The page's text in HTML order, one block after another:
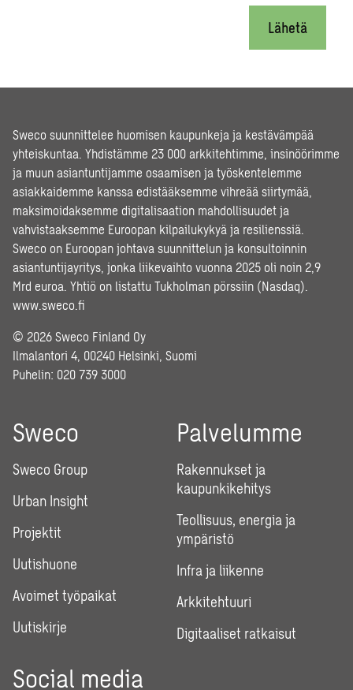
Lähetä
Sweco suunnittelee huomisen kaupunkeja ja kestävämpää
yhteiskuntaa. Yhdistämme 23 000 arkkitehtimme, insinöörimme
ja muun asiantuntijamme osaamisen ja työskentelemme
asiakkaidemme kanssa edistääksemme vihreää siirtymää,
maksimoidaksemme digitalisaation mahdollisuudet ja
vahvistaaksemme Euroopan kilpailukykyä ja resilienssiä.
Sweco on Euroopan johtava suunnittelun ja konsultoinnin
asiantuntijayritys, jonka liikevaihto vuonna 2025 oli noin 2,9
Mrd euroa. Yhtiö on listattu Tukholman pörssiin (Nasdaq).
www.sweco.fi
© 2026 Sweco Finland Oy
Ilmalantori 4, 00240 Helsinki, Suomi
Puhelin: 020 739 3000
Sweco
Sweco Group
Urban Insight
Projektit
Uutishuone
Avoimet työpaikat
Uutiskirje
Palvelumme
Rakennukset ja
kaupunkikehitys
Teollisuus, energia ja
ympäristö
Infra ja liikenne
Arkkitehtuuri
Digitaaliset ratkaisut
Social media